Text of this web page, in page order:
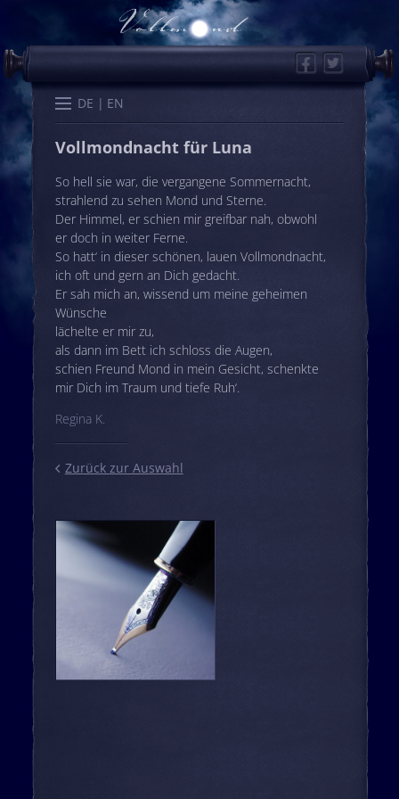
FacebookTwitter
DE EN
Start Kalender Karten
Vollmondnacht für Luna
So hell sie war, die vergangene Sommernacht,
strahlend zu sehen Mond und Sterne.
Der Himmel, er schien mir greifbar nah, obwohl
er doch in weiter Ferne.
So hatt‘ in dieser schönen, lauen Vollmondnacht,
ich oft und gern an Dich gedacht.
Er sah mich an, wissend um meine geheimen
Wünsche
lächelte er mir zu,
als dann im Bett ich schloss die Augen,
schien Freund Mond in mein Gesicht, schenkte
mir Dich im Traum und tiefe Ruh‘.
Regina K.
Zurück zur Auswahl